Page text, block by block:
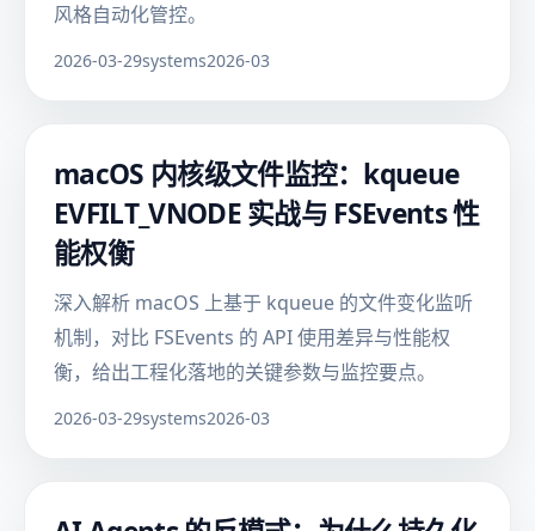
风格自动化管控。
2026-03-29systems2026-03
macOS 内核级文件监控：kqueue
EVFILT_VNODE 实战与 FSEvents 性
能权衡
深入解析 macOS 上基于 kqueue 的文件变化监听
机制，对比 FSEvents 的 API 使用差异与性能权
衡，给出工程化落地的关键参数与监控要点。
2026-03-29systems2026-03